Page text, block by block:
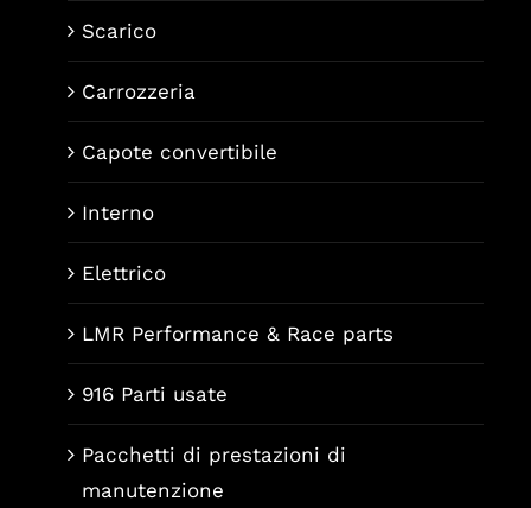
Scarico
Carrozzeria
Capote convertibile
Interno
Elettrico
LMR Performance & Race parts
916 Parti usate
Pacchetti di prestazioni di
manutenzione